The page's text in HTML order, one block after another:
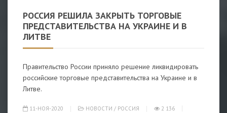
РОССИЯ РЕШИЛА ЗАКРЫТЬ ТОРГОВЫЕ
ПРЕДСТАВИТЕЛЬСТВА НА УКРАИНЕ И В
ЛИТВЕ
Правительство России приняло решение ликвидировать
российские торговые представительства на Украине и в
Литве.
11-НОЯ-2020 НОВОСТИ / РОССИЯ
2 136